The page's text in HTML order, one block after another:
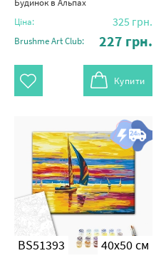
Будинок в Альпах
Ціна: 325 грн.
Brushme Art Club: 227 грн.
Купити
BS51393 40x50 см